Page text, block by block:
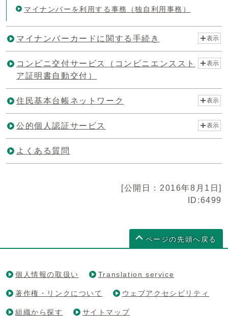
マイナンバーを利用する事務（独自利用事務）
マイナンバーカードに関する手続き 表示
コンビニ交付サービス（コンビニエンススト
ア証明書自動交付）
表示
住民基本台帳ネットワーク 表示
公的個人認証サービス 表示
よくある質問
[公開日：2016年8月1日]
ID:6499
ページの先頭へ戻る
個人情報の取扱い Translation service
著作権・リンクについて ウェブアクセシビリティ
組織から探す サイトマップ